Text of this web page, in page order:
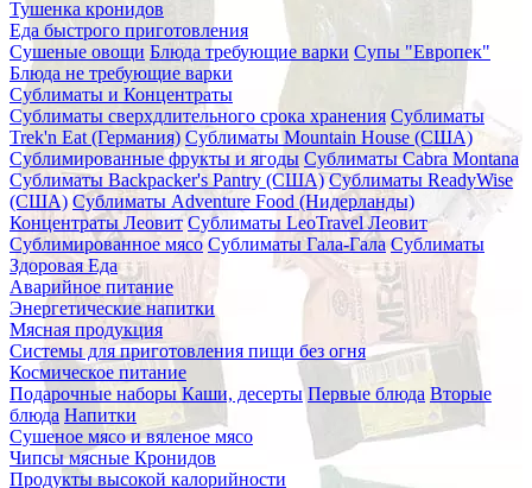
Тушенка кронидов
Еда быстрого приготовления
Сушеные овощи Блюда требующие варки Супы "Европек"
Блюда не требующие варки
Сублиматы и Концентраты
Сублиматы сверхдлительного срока хранения Сублиматы
Trek'n Eat (Германия) Сублиматы Mountain House (США)
Сублимированные фрукты и ягоды Сублиматы Cabra Montana
Сублиматы Backpacker's Pantry (США) Сублиматы ReadyWise
(США) Сублиматы Adventure Food (Нидерланды)
Концентраты Леовит Сублиматы LeoTravel Леовит
Сублимированное мясо Сублиматы Гала-Гала Сублиматы
Здоровая Еда
Аварийное питание
Энергетические напитки
Мясная продукция
Системы для приготовления пищи без огня
Космическое питание
Подарочные наборы Каши, десерты Первые блюда Вторые
блюда Напитки
Сушеное мясо и вяленое мясо
Чипсы мясные Кронидов
Продукты высокой калорийности